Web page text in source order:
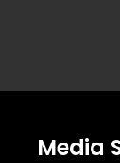
Media